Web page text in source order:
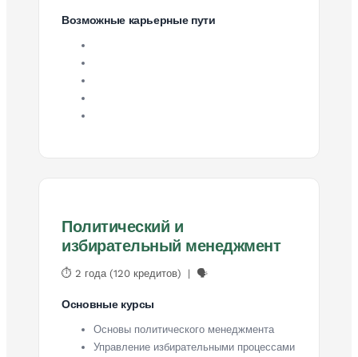
Возможные карьерные пути
Политический и
избирательный менеджмент
⏱ 2 года (120 кредитов) | 🗣
Основные курсы
Основы политического менеджмента
Управление избирательными процессами